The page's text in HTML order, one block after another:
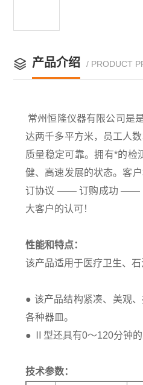
产品介绍 / PRODUCT
常州恒隆仪器有限公司是
达两千多平方米，员工人
质量稳定可靠。拥有*的检
健、高速发展的状态。客
订协议 —— 订购成功 ——
大客户的认可！
性能和特点：
该产品适用于医疗卫生、
● 该产品结构紧凑、美观
各种器皿。
● Ⅱ型还具有0～120分钟
技术参数：